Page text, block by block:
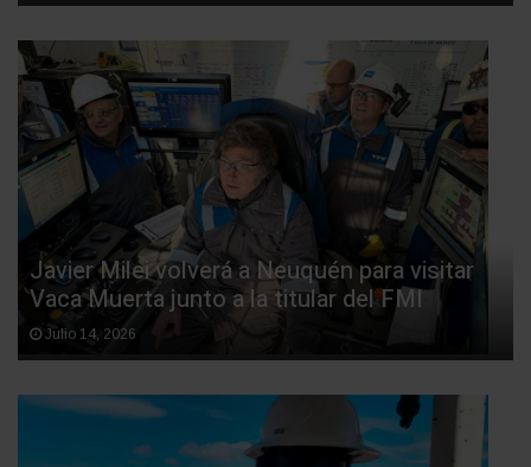
Javier Milei volverá a Neuquén para visitar
Vaca Muerta junto a la titular del FMI
Julio 14, 2026